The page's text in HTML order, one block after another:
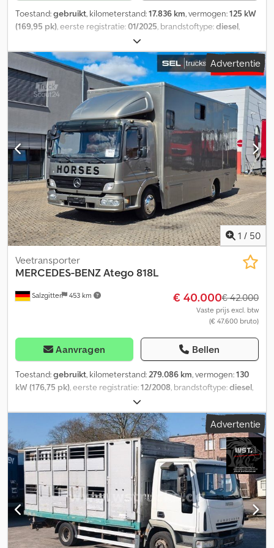
Direct leverbaar Bezichtiging alleen op afspraak.
Toestand:gebruikt, kilometerstand:17.836 km, vermogen:125 kW
(169,95 pk), eerste registratie:01/2025, brandstoftype:diesel,
, soort overbrenging:
aantal versnellingen:6, aantal zitplaatsen:5, laadruimte lengte:
6.500 mm, laadruimtebreedte:2.100 mm, laadruimtehoogte:
3.000 mm
, Bouwjaar:2025, Uitrusting:
aanhangwagenkoppeling,
airconditioning, cruise control, elektrisch verstelbare spiegel,
elektrische raamverstelling, navigatiesysteem,
stoelverwarming, = Extra opties en accessoires = - Lichtmetalen
velgen = Aanvullende informatie = Chjdpfezncr Nox Acmea
Modeljaar: 2025 Merk van de opbouw: MTM Bekleding: Leder Prijs:
Op aanvraag Omzetbelasting/margebelasting: Omzetbelasting is
aftrekbaar
Advertentie
1 / 50
Salzgitter 453 km
Veetransporter
MERCEDES-BENZAtego 818L
€ 40.000€ 42.000
Vaste prijs excl. btw
(€ 47.600 bruto)
Aanvragen Bellen
Toestand:gebruikt, kilometerstand:279.086 km, vermogen:130
kW (176,75 pk), eerste registratie:12/2008, brandstoftype:diesel,
, soort overbrenging:
emissieklasse:Euro 5, aantal zitplaatsen:3, Uitrusting:
airconditioning, Bezoek onze website, waar u onze volledige
voertuigenvoorraad vindt met nog veel meer foto's en informatie
in meerdere talen. SEL 8047 Mercedes-Benz Atego 818L Duitse
registratie Eerste registratie: 12.2008 279.086 km Euro 5
Technisch toegestane totaalgewicht (kg): 7.490 Toegestane
totaalgewicht (kg): 7.490 Leeggewicht (kg): 6.040 VIN:
WDB9702151L4021 MOTOR EN TRANSMISSIE: 4.249 cc Aantal
cilinders: 4-in-lijn Vermogen: 130kW / 177PK (180PK) Transmissie:
Automaat Retarder: NEE BANDEN EN ASSEN: Banden: 215/75 R 17,5
Codpjxlwztsfx Acmeha Asconfiguratie: 4x2 Luchtvering op de
Advertentie